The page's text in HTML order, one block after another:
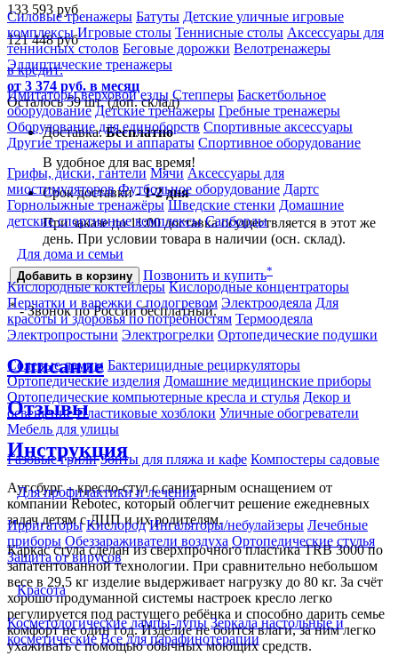
Силовые тренажеры Батуты Детские уличные игровые
комплексы Игровые столы Теннисные столы Аксессуары для
теннисных столов Беговые дорожки Велотренажеры
Эллиптические тренажеры
Имитаторы верховой езды Степперы Баскетбольное
оборудование Детские тренажеры Гребные тренажеры
Оборудование для единоборств Спортивные аксессуары
Другие тренажеры и аппараты Спортивное оборудование
Грифы, диски, гантели Мячи Аксессуары для
миостимуляторов Футбольное оборудование Дартс
Горнолыжные тренажёры Шведские стенки Домашние
детские спортивные комплексы Сапборды
Для дома и семьи
Кислородные коктейлеры Кислородные концентраторы
Перчатки и варежки с подогревом Электроодеяла Для
красоты и здоровья по потребностям Термоодеяла
Электропростыни Электрогрелки Ортопедические подушки
Солевые лампы Бактерицидные рециркуляторы
Ортопедические изделия Домашние медицинские приборы
Ортопедические компьютерные кресла и стулья Декор и
освещение Пластиковые хозблоки Уличные обогреватели
Мебель для улицы
Газовые грили Зонты для пляжа и кафе Компостеры садовые
Для профилактики и лечения
Ирригаторы Кислород Ингаляторы/небулайзеры Лечебные
приборы Обеззараживатели воздуха Ортопедические стулья
Защита от вирусов
Красота
Косметологические лампы-лупы Зеркала настольные и
косметические Все для парафинотерапии
133 593 руб
121 448руб
в кредит:
от 3 374 руб. в месяц
Осталось 59 шт. (доп. склад)
Доставка:Бесплатно
В удобное для вас время!
Срок доставки -1-2 дня
При заказе до 11:00 доставка осуществляется в этот же
день. При условии товара в наличии (осн. склад).
Добавить в корзину Позвонить и купить*
*- Звонок по России бесплатный.
Описание
Отзывы
Инструкция
Аугсбург – кресло-стул с санитарным оснащением от
компании Rebotec, который облегчит решение ежедневных
задач детям с ДЦП и их родителям.
Каркас стула сделан из сверхпрочного пластика TRB 3000 по
запатентованной технологии. При сравнительно небольшом
весе в 29,5 кг изделие выдерживает нагрузку до 80 кг. За счёт
хорошо продуманной системы настроек кресло легко
регулируется под растущего ребёнка и способно дарить семье
комфорт не один год. Изделие не боится влаги, за ним легко
ухаживать с помощью обычных моющих средств.